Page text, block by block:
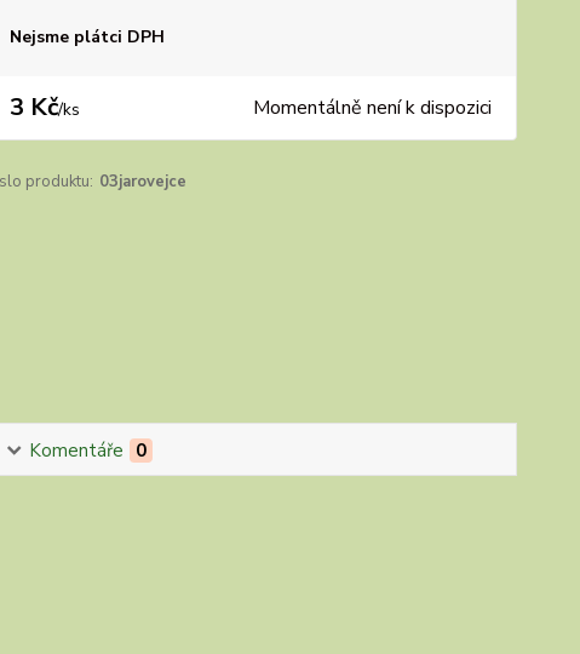
Nejsme plátci DPH
3 Kč/ks Momentálně není k dispozici
produktu: 03jarovejce
Komentáře 0